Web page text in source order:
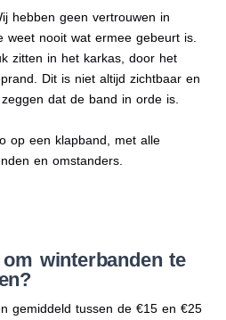
hebben geen vertrouwen in
weet nooit wat ermee gebeurt is.
zitten in het karkas, door het
Dit is niet altijd zichtbaar en
dat de band in orde is.
op een klapband, met alle
en omstanders.
winterbanden te
gemiddeld tussen de €15 en €25